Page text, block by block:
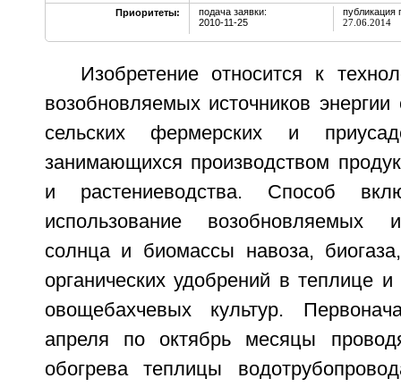
Приоритеты:
подача заявки:
2010-11-25
публикация
27.06.2014
Изобретение относится к
возобновляемых источников
сельских фермерских и
занимающихся производством
и растениеводства. Способ
использование возобновляемых
солнца и биомассы навоза,
органических удобрений в теплице
овощебахчевых культур.
апреля по октябрь месяцы
обогрева теплицы